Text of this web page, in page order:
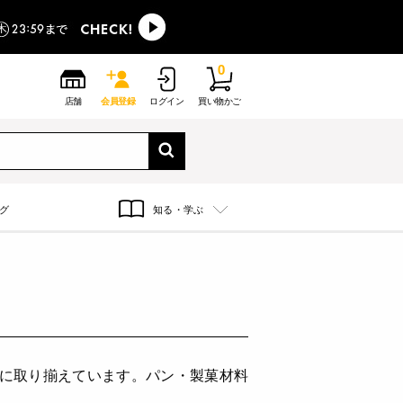
店舗 会員登録 ログイン 買い物かご
0
知る・学ぶ
取り揃えています。パン・製菓材料